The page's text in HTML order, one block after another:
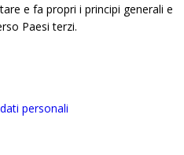
e fa propri i principi generali e
Paesi terzi.
personali